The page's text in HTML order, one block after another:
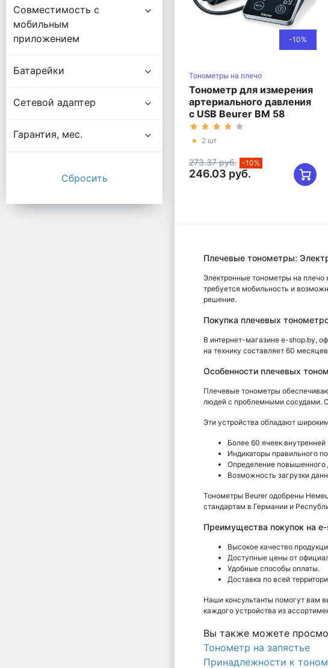
-10%
Тонометры на плечо
Тонометр для измерения
артериального давления
с USB Beurer BM 58
2 шт
273.37 руб. -10%
246.03 руб.
Плечевые тонометры:
Электронные тонометры на
требуется мобильность и
решение.
Покупка плечевых
В интернет-магазине e-shop.by,
на технику составляет 60
Особенности плечевых
Плечевые тонометры
людей с проблемными сосудами.
Эти устройства обладают
Более 60 ячеек
Индикаторы правильного
Определение повышенного
Возможность загрузки
Тонометры Beurer одобрены
стандартам в Германии и
Преимущества покупок на
Высокое качество
Доступные цены от
Удобные способы оплаты.
Доставка по всей
Наши консультанты помогут вам
каждого устройства из
Вы также можете
Тонометр на запястье
Принадлежности к
Совместимость с
мобильным
приложением
Батарейки
Сетевой адаптер
Гарантия, мес.